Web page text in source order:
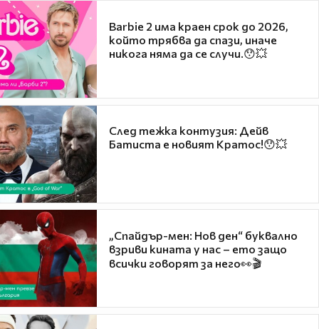
Barbie 2 има краен срок до 2026,
който трябва да спази, иначе
никога няма да се случи.😯💥
След тежка контузия: Дейв
Батиста е новият Кратос!😯💥
„Спайдър-мен: Нов ден“ буквално
взриви кината у нас – ето защо
всички говорят за него👀🎬